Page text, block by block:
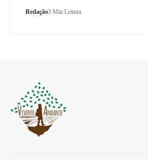
Redação3 Min Leitura